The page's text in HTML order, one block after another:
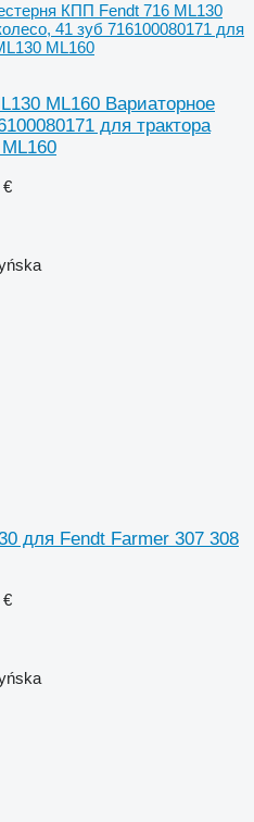
КПП Fendt 716 ML130
41 зуб 716100080171 для
ML160
ML160 Вариаторное
для трактора
€
для Fendt Farmer 307 308
€